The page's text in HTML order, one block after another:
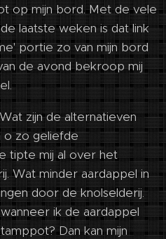
op mijn bord. Met de vele
laatste weken is dat link
portie zo van mijn bord
de avond bekroop mij
zijn de alternatieven
o zo geliefde
tipte mij al over het
Wat minder aardappel in
door de knolselderij.
ik de aardappel
Dan kan mijn